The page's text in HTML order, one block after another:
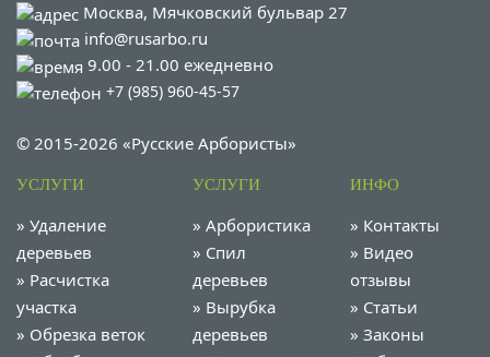
Москва, Мячковский бульвар 27
info@rusarbo.ru
9.00 - 21.00 ежедневно
+7 (985) 960-45-57
© 2015-2026 «Русские Арбористы»
УСЛУГИ
» Удаление
деревьев
» Расчистка
участка
» Обрезка веток
УСЛУГИ
» Арбористика
» Спил
деревьев
» Вырубка
деревьев
ИНФО
» Контакты
» Видео
отзывы
» Статьи
» Законы